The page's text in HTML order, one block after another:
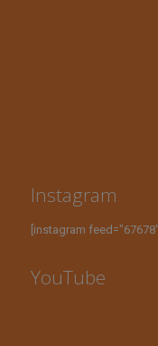
Instagram
[instagram feed="67678"]
YouTube